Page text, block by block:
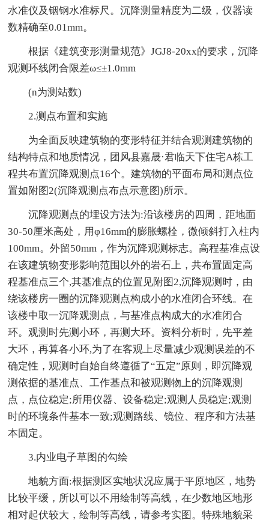
水准仪及铟钢水准标尺。沉降测量精度为二级，仪器读
数精确至0.01mm。
根据《建筑变形测量规范》JGJ8-20xx的要求，沉降
观测环线闭合限差ω≤±1.0mm
(n为测站数)
2.测点布置和实施
为全面反映建筑物的变形特征并结合观测建筑物的
结构特点和地质情况，团风县嘉晟·君临天下住宅A栋工
程共布置沉降观测点16个。建筑物的平面布局和测点位
置如附图2(沉降观测点布点示意图)所示。
沉降观测点的埋设方法为:沿该楼房的四周，距地面
30-50厘米高处，用φ16mm的膨胀螺栓，微倾斜打入柱内
100mm。外留50mm，作为沉降观测标志。高程基准点设
在该建筑物变形影响范围以外的岩石上，共布置固定高
程基准点三个,其基准点的位置见附图2,沉降观测时，由
绕该楼房一圈的沉降观测点构成小的水准闭合环线。在
该楼中取一沉降观测点，与基准点构成大的水准闭合
环。观测时先测小环，再测大环。资料分析时，先平差
大环，再算各小环,为了在客观上尽量减少观测误差的不
确定性，观测时自始自终遵循了“五定”原则，即沉降观
测依据的基准点、工作基点和被观测物上的沉降观测
点，点位稳定;所用仪器、设备稳定;观测人员稳定;观测
时的环境条件基本一致;观测路线、镜位、程序和方法基
本固定。
3.内业电子草图的勾绘
地貌方面:根据测区实地状况应属于平原地区，地势
比较平缓，所以可以不用绘制等高线，在少数地区地形
相对起伏较大，绘制等高线，请参考实图。特殊地貌采